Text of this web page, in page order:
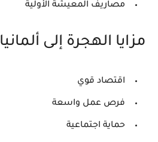
مصاريف المعيشة الأولية
مزايا الهجرة إلى ألمانيا
اقتصاد قوي
فرص عمل واسعة
حماية اجتماعية